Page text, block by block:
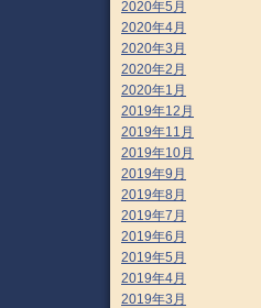
2020年5月
2020年4月
2020年3月
2020年2月
2020年1月
2019年12月
2019年11月
2019年10月
2019年9月
2019年8月
2019年7月
2019年6月
2019年5月
2019年4月
2019年3月